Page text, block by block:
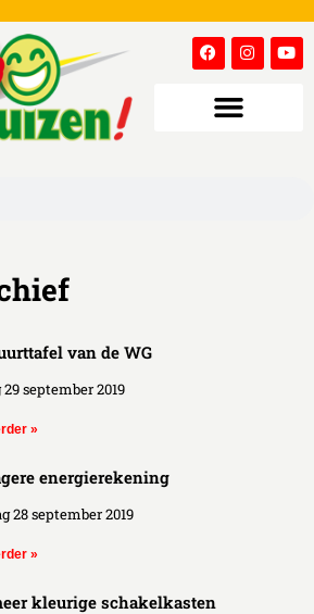
van de WG
september 2019
»
energierekening
28 september 2019
»
kleurige schakelkasten